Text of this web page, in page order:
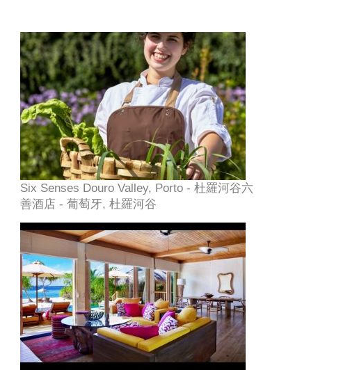
Six Senses Douro Valley, Porto - 杜羅河谷六
善酒店 - 葡萄牙, 杜羅河谷